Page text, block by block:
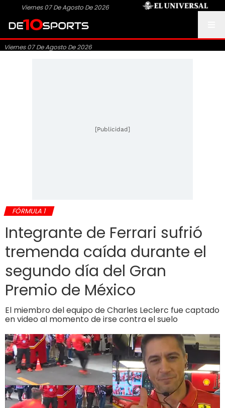
Viernes 07 De Agosto De 2026
Viernes 07 De Agosto De 2026
[Publicidad]
FÓRMULA 1
Integrante de Ferrari sufrió
tremenda caída durante el
segundo día del Gran
Premio de México
El miembro del equipo de Charles Leclerc fue captado
en video al momento de irse contra el suelo